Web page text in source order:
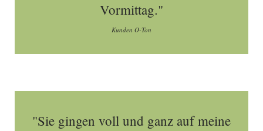
Vormittag."
Kunden O-Ton
"Sie gingen voll und ganz auf meine